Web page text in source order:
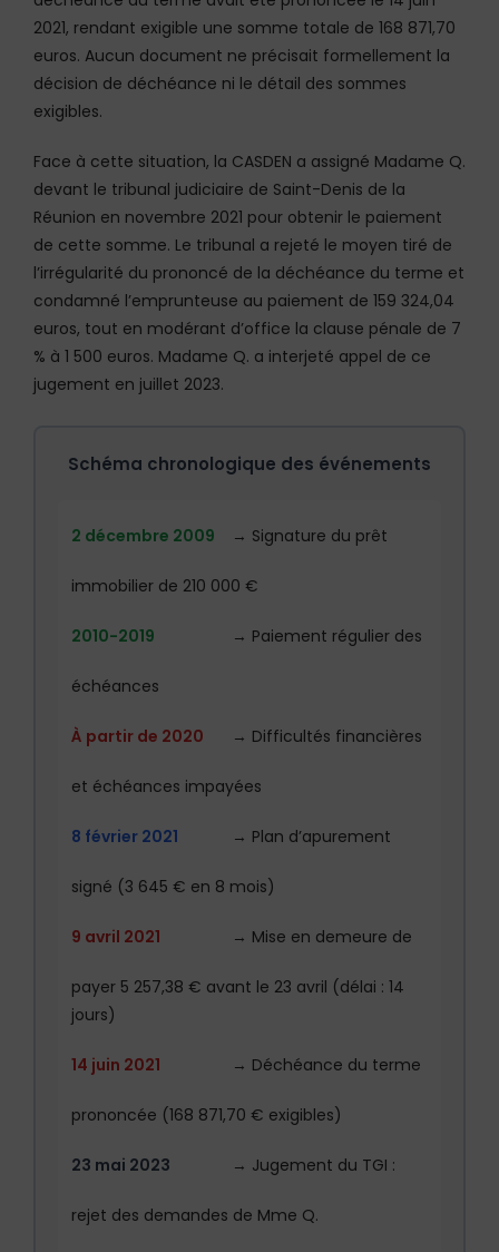
2021, rendant exigible une somme totale de 168 871,70
euros. Aucun document ne précisait formellement la
décision de déchéance ni le détail des sommes
exigibles.
Face à cette situation, la CASDEN a assigné Madame Q.
devant le tribunal judiciaire de Saint-Denis de la
Réunion en novembre 2021 pour obtenir le paiement
de cette somme. Le tribunal a rejeté le moyen tiré de
l’irrégularité du prononcé de la déchéance du terme et
condamné l’emprunteuse au paiement de 159 324,04
euros, tout en modérant d’office la clause pénale de 7
% à 1 500 euros. Madame Q. a interjeté appel de ce
jugement en juillet 2023.
Schéma chronologique des événements
2 décembre 2009 → Signature du prêt
immobilier de 210 000 €
2010-2019 → Paiement régulier des
échéances
À partir de 2020 → Difficultés financières
et échéances impayées
8 février 2021 → Plan d’apurement
signé (3 645 € en 8 mois)
9 avril 2021 → Mise en demeure de
payer 5 257,38 € avant le 23 avril (délai : 14
jours)
14 juin 2021 → Déchéance du terme
prononcée (168 871,70 € exigibles)
23 mai 2023 → Jugement du TGI :
rejet des demandes de Mme Q.